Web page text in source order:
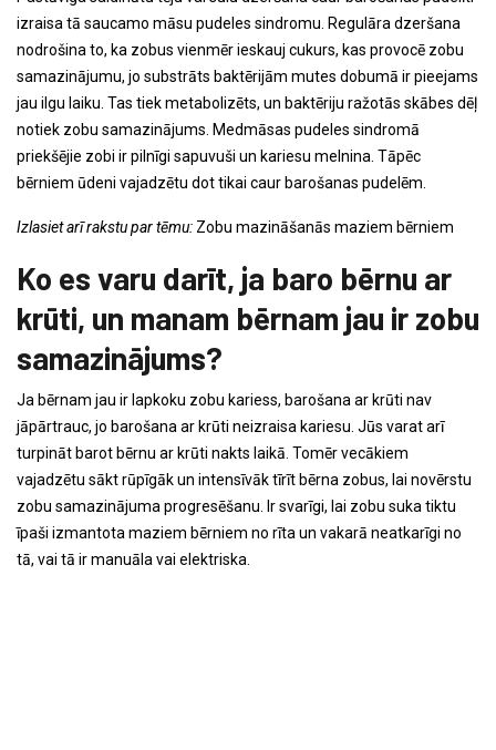
izraisa tā saucamo māsu pudeles sindromu. Regulāra dzeršana
nodrošina to, ka zobus vienmēr ieskauj cukurs, kas provocē zobu
samazinājumu, jo substrāts baktērijām mutes dobumā ir pieejams
jau ilgu laiku. Tas tiek metabolizēts, un baktēriju ražotās skābes dēļ
notiek zobu samazinājums. Medmāsas pudeles sindromā
priekšējie zobi ir pilnīgi sapuvuši un kariesu melnina. Tāpēc
bērniem ūdeni vajadzētu dot tikai caur barošanas pudelēm.
Izlasiet arī rakstu par tēmu: Zobu mazināšanās maziem bērniem
Ko es varu darīt, ja baro bērnu ar
krūti, un manam bērnam jau ir zobu
samazinājums?
Ja bērnam jau ir lapkoku zobu kariess, barošana ar krūti nav
jāpārtrauc, jo barošana ar krūti neizraisa kariesu. Jūs varat arī
turpināt barot bērnu ar krūti nakts laikā. Tomēr vecākiem
vajadzētu sākt rūpīgāk un intensīvāk tīrīt bērna zobus, lai novērstu
zobu samazinājuma progresēšanu. Ir svarīgi, lai zobu suka tiktu
īpaši izmantota maziem bērniem no rīta un vakarā neatkarīgi no
tā, vai tā ir manuāla vai elektriska.